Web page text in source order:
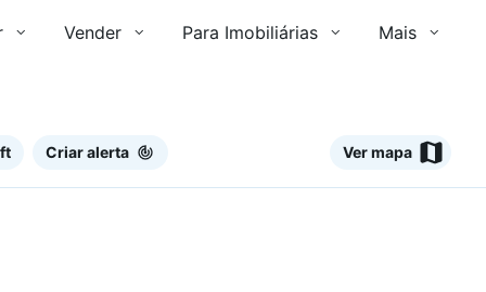
Vender Para Imobiliárias Mais
Criar alerta Ver mapa